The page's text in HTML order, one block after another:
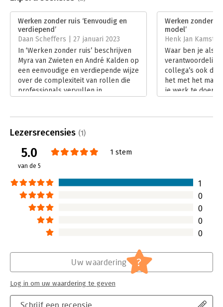
Verschijningsdatum:
Hoofdrubriek: Algemeen management
Werken zonder ruis ‘Eenvoudig en
verdiepend’
Daan Scheffers | 27 januari 2023
In ‘Werken zonder ruis’ beschrijven
Myra van Zwieten en André Kalden op
een eenvoudige en verdiepende wijze
over de complexiteit van rollen die
professionals vervullen in
Werken zonder
model’
Henk Jan
Waar ben je als
verantwoordelijk
collega’s ook
het met het
je werk te doen?
Lezersrecensies (1)
5.0
van de 5
1 stem
1
0
0
0
0
Schrijf een recensie
Uw waardering ?
Log in om uw waardering te geven